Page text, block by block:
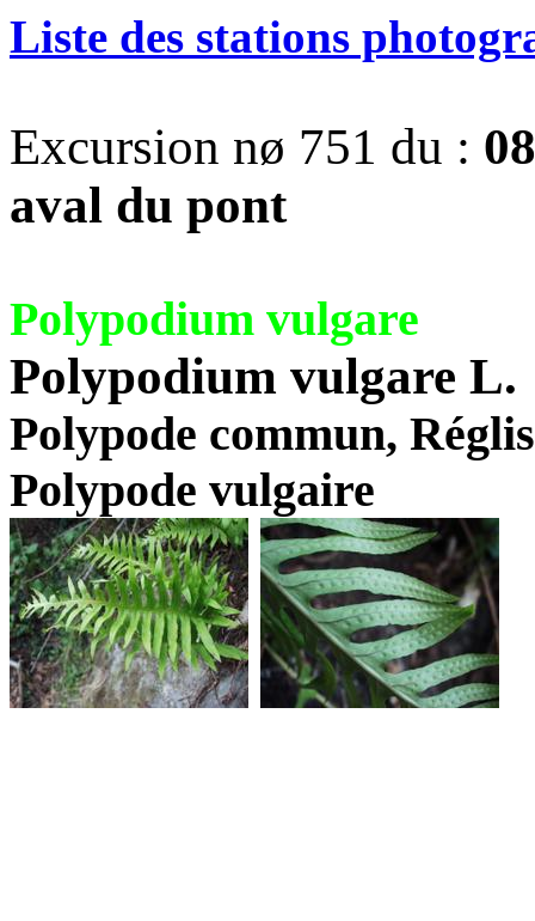
Liste des stations
Excursion nø 751 du :
aval du pont
Polypodium vulgare
Polypodium vulgare L.
Polypode commun,
Polypode vulgaire